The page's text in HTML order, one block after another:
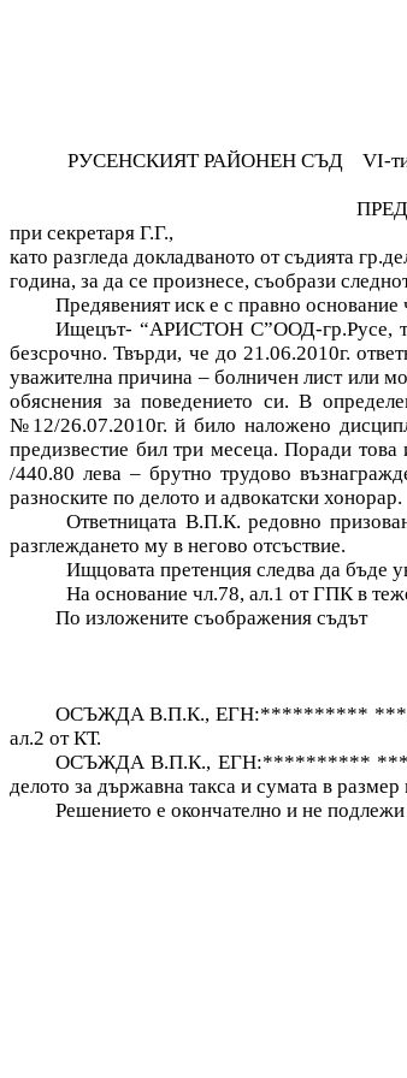
РУСЕНСКИЯТ РАЙОНЕН СЪД VІ-
при секретаря Г.Г.,
като разгледа докладваното от съдията
година, за да се произнесе, съобрази
Предявеният иск е с правно основание
Ищецът- “АРИСТОН С”ООД-гр.Русе,
безсрочно. Твърди, че до 21.06.2010г.
уважителна причина – болничен лист или
обяснения за поведението си. В
№12/26.07.2010г. й било наложено
предизвестие бил три месеца. Поради
/440.80 лева – брутно трудово
разноските по делото и адвокатски хонорар.
Ответницата В.П.К. редовно
разглеждането му в негово отсъствие.
Ищцовата претенция следва да бъде
На основание чл.78, ал.1 от ГПК в
По изложените съображения съдът
ОСЪЖДАВ.П.К., ЕГН:********** *** да
ал.2 от КТ.
ОСЪЖДАВ.П.К., ЕГН:********** *** да
делото за държавна такса и сумата в
Решението е окончателно и не